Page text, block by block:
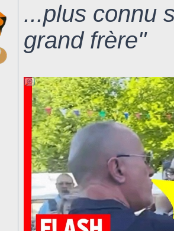
...plus connu
grand frère"